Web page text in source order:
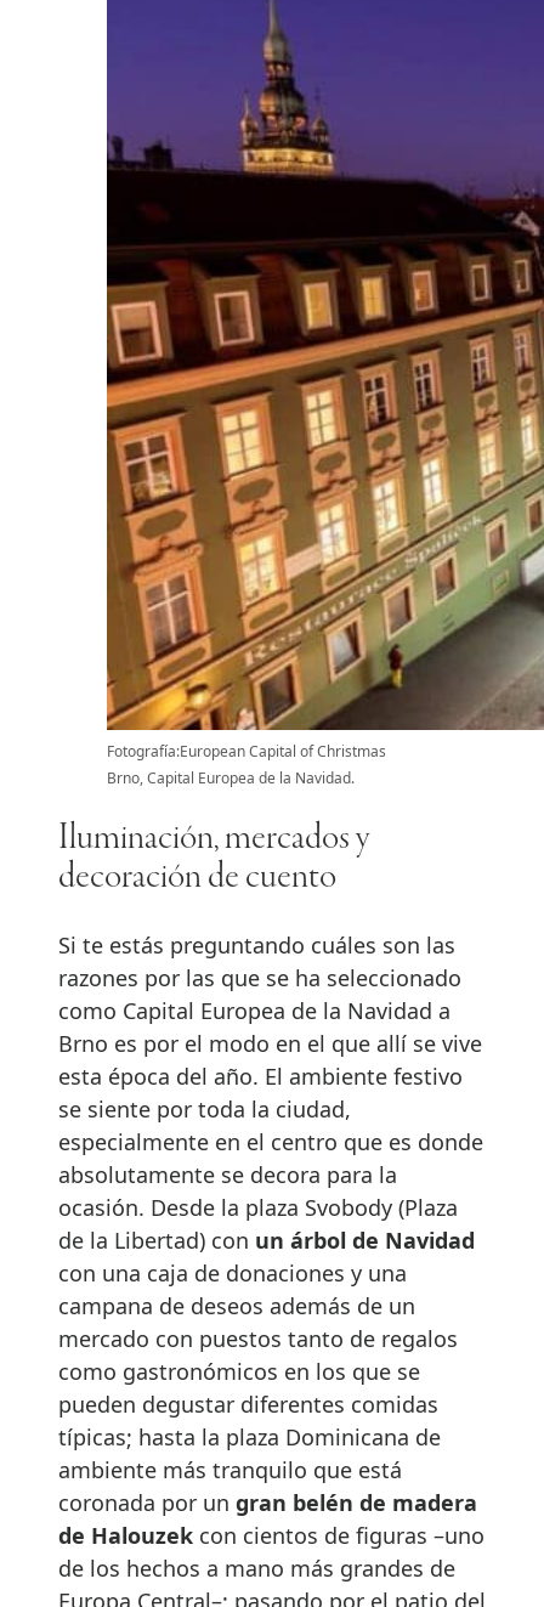
Fotografía:European Capital of Christmas
Brno, Capital Europea de la Navidad.
Iluminación, mercados y
decoración de cuento
Si te estás preguntando cuáles son las
razones por las que se ha seleccionado
como Capital Europea de la Navidad a
Brno es por el modo en el que allí se vive
esta época del año. El ambiente festivo
se siente por toda la ciudad,
especialmente en el centro que es donde
absolutamente se decora para la
ocasión. Desde la plaza Svobody (Plaza
de la Libertad) con un árbol de Navidad
con una caja de donaciones y una
campana de deseos además de un
mercado con puestos tanto de regalos
como gastronómicos en los que se
pueden degustar diferentes comidas
típicas; hasta la plaza Dominicana de
ambiente más tranquilo que está
coronada por un gran belén de madera
de Halouzek con cientos de figuras –uno
de los hechos a mano más grandes de